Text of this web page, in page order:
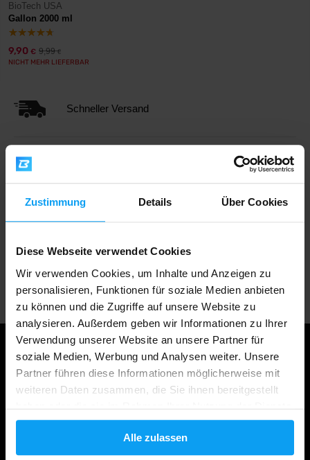
Zustimmung Details Über Cookies
Diese Webseite verwendet Cookies
Wir verwenden Cookies, um Inhalte und Anzeigen zu
personalisieren, Funktionen für soziale Medien anbieten
zu können und die Zugriffe auf unsere Website zu
analysieren. Außerdem geben wir Informationen zu Ihrer
Verwendung unserer Website an unsere Partner für
soziale Medien, Werbung und Analysen weiter. Unsere
Partner führen diese Informationen möglicherweise mit
weiteren Daten zusammen, die Sie ihnen bereitgestellt
haben oder die sie im Rahmen Ihrer Nutzung der Dienste
gesammelt haben.
Alle zulassen
BioTech USA
Gallon 2000 ml
9,90 € 9,99€
NICHT MEHR LIEFERBAR
Schneller Versand
1.000.000+ Kunden
Professionelle Kundenbetreuung